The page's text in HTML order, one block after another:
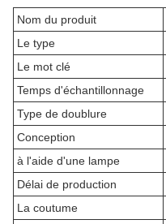
Nom du produit
Le type
Le mot clé
Temps d'échantillonnage
Type de doublure
Conception
à l'aide d'une lampe
Délai de production
La coutume